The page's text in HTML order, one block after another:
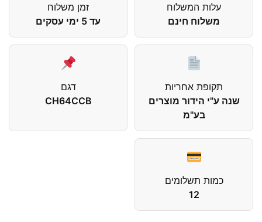
עלות המשלוח
משלוח חינם
זמן משלוח
עד 5 ימי עסקים
תקופת אחריות
שנה ע"י הידור מוצרים
בע"מ
דגם
CH64CCB
כמות תשלומים
12